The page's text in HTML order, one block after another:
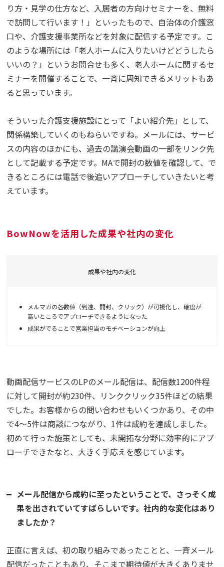
り方・見学の仕方など、入居者の方向けセミナーを、無料
で訪問して行います！」といったもので、自治体の介護窓
口や、介護支援事業所などを対象に配信する予定です。こ
のような場所には「老人ホームに入りたいけどどうしたら
いいの？」というお問合せも多く、老人ホームに関するセ
ミナーを開催することで、一斉に周知できるメリットもあ
ると思っています。
そういった介護支援施設にとって「よい紹介先」として、
関係構築していくのもねらいですね。メールには、サービ
スの内容のほかにも、過去の講演会動画の一部をリンク先
として記載する予定です。MAで開封の数値を確認して、で
きるところには電話で後追いアプローチしていきたいと考
えています。
BowNowを活用した成果や社内の変化
成果や社内の変化
メルマガの各数値（到達、開封、クリック）が可視化し、確度が
高いところでアプローチできるようになった
成果がでることで営業担当のモチベーションが向上
動画配信サービスのLPのメール配信は、配信数1200件程
に対して開封が約230件、リンククリック35件ほどの結果
でした。お客様からの問い合わせもいくつかあり、その中
で4〜5件は商談につながり、1件は成約を達成しました。
初めて行った施策としても、未開拓な分野に効率的にアプ
ローチできたなと、大きく手応えを感じています。
メール配信から成約に至ったということで、さっそく成
果を出されていてすばらしいです。社内的な変化はあり
ましたか？
正直に言えば、初の取り組みであったことと、一斉メール
配信だったこともあり、そこまで期待値が大きくありませ